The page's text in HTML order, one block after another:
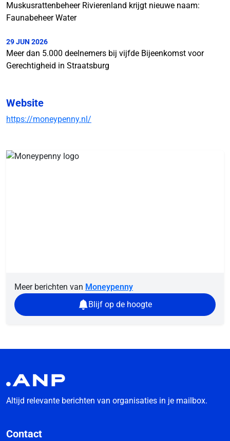
Muskusrattenbeheer Rivierenland krijgt nieuwe naam:
Faunabeheer Water
29 JUN 2026
Meer dan 5.000 deelnemers bij vijfde Bijeenkomst voor
Gerechtigheid in Straatsburg
Website
https://moneypenny.nl/
Meer berichten van Moneypenny
Blijf op de hoogte
Altijd relevante berichten van organisaties in je mailbox.
Contact